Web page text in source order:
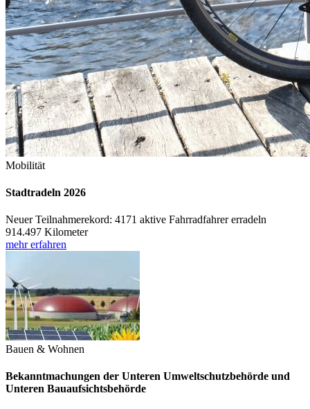
Mobilität
Stadtradeln 2026
Neuer Teilnahmerekord: 4171 aktive Fahrradfahrer erradeln
914.497 Kilometer
mehr erfahren
Bauen & Wohnen
Bekanntmachungen der Unteren Umweltschutzbehörde und
Unteren Bauaufsichtsbehörde